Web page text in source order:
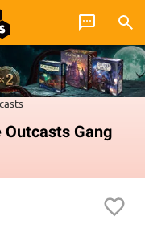
Outcasts Gang